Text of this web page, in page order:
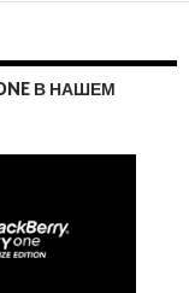
В НАШЕМ